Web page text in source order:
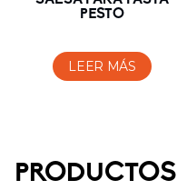
PESTO
LEER MÁS
PRODUCTOS